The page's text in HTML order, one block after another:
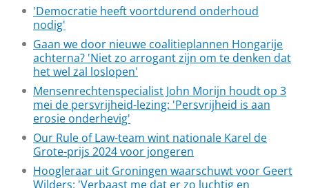
'Democratie heeft voortdurend onderhoud
nodig'
Gaan we door nieuwe coalitieplannen Hongarije
achterna? 'Niet zo arrogant zijn om te denken dat
het wel zal loslopen'
Mensenrechtenspecialist John Morijn houdt op 3
mei de persvrijheid-lezing: 'Persvrijheid is aan
erosie onderhevig'
Our Rule of Law-team wint nationale Karel de
Grote-prijs 2024 voor jongeren
Hoogleraar uit Groningen waarschuwt voor Geert
Wilders: 'Verbaast me dat er zo luchtig en